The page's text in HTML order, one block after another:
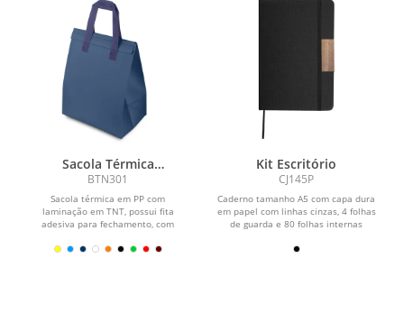
Sacola Térmica
(25x26,5cm)
BTN301
Sacola térmica em PP com
laminação em TNT, possui fita
adesiva para fechamento, com
Kit Escritório
CJ145P
Caderno tamanho A5 com capa dura
em papel com linhas cinzas, 4 folhas
de guarda e 80 folhas internas